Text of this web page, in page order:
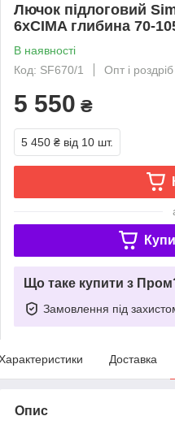
Лючок підлоговий
6хCIMA глибина 70-
В наявності
Код: SF670/1
Опт і роздріб
5 550 ₴
5 450 ₴ від 10 шт.
Що таке купити з
Замовлення під
Доставка
Опис